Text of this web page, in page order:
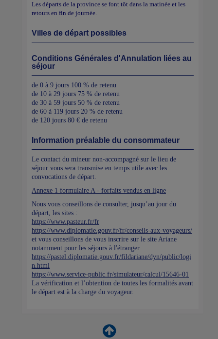
Les départs de la province se font tôt dans la matinée et les
retours en fin de journée.
Villes de départ possibles
Conditions Générales d'Annulation liées au
séjour
de 0 à 9 jours 100 % de retenu
de 10 à 29 jours 75 % de retenu
de 30 à 59 jours 50 % de retenu
de 60 à 119 jours 20 % de retenu
de 120 jours 80 € de retenu
Information préalable du consommateur
Le contact du mineur non-accompagné sur le lieu de
séjour vous sera transmise en temps utile avec les
convocations de départ.
Annexe 1 formulaire A - forfaits vendus en ligne
Nous vous conseillons de consulter, jusqu’au jour du
départ, les sites :
https://www.pasteur.fr/fr
https://www.diplomatie.gouv.fr/fr/conseils-aux-voyageurs/
et vous conseillons de vous inscrire sur le site Ariane
notamment pour les séjours à l'étranger.
https://pastel.diplomatie.gouv.fr/fildariane/dyn/public/logi
n.html
https://www.service-public.fr/simulateur/calcul/15646-01
La vérification et l’obtention de toutes les formalités avant
le départ est à la charge du voyageur.